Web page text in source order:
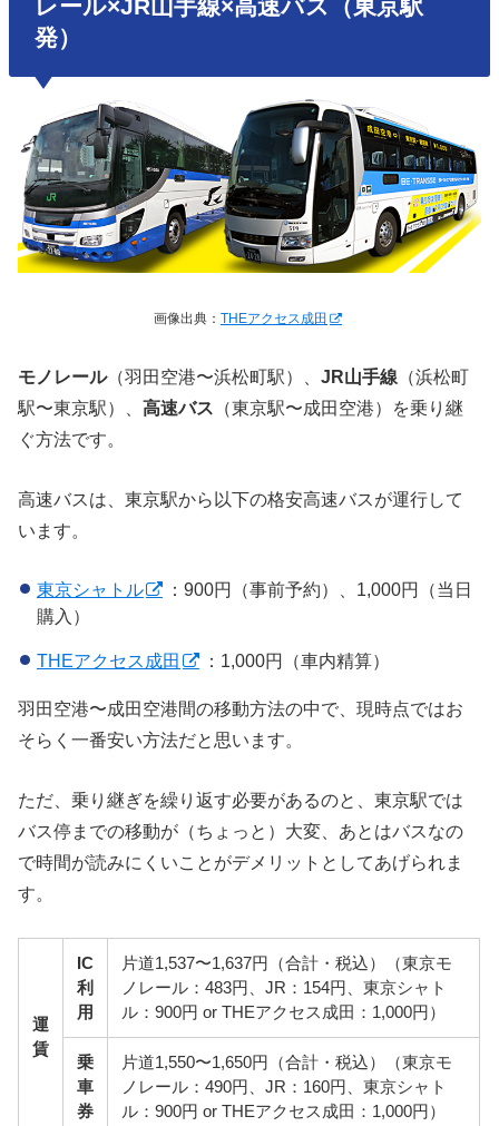
レール×JR山手線×高速バス（東京駅
発）
画像出典： THEアクセス成田
モノレール（羽田空港〜浜松町駅）、JR山手線 （浜松町
駅〜東京駅）、高速バス （東京駅〜成田空港）を乗り継
ぐ方法です。
高速バスは、東京駅から以下の格安高速バスが運行して
います。
東京シャトル
：900円（事前予約）、1,000円（当日
購入）
THEアクセス成田 ：1,000円（車内精算）
羽田空港〜成田空港間の移動方法の中で、現時点ではお
そらく一番安い方法だと思います。
ただ、乗り継ぎを繰り返す必要があるのと、東京駅では
バス停までの移動が（ちょっと）大変、あとはバスなの
で時間が読みにくいことがデメリットとしてあげられま
す。
運
賃
IC
利
用
片道1,537〜1,637円（合計・税込）（東京モ
ノレール：483円、JR：154円、東京シャト
ル：900円 or THEアクセス成田：1,000円）
乗
車
券
片道1,550〜1,650円（合計・税込）（東京モ
ノレール：490円、JR：160円、東京シャト
ル：900円 or THEアクセス成田：1,000円）